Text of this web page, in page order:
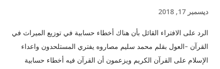
ديسمبر 17, 2018
الرد على الافتراء القائل بأن هناك أخطاء حسابية في توزيع الميراث في
القرآن -العول بقلم محمد سليم مصاروه يفتري المستلحدون واعداء
الإسلام على القرآن الكريم ويزعمون أن القرآن فيه أخطاء حسابية